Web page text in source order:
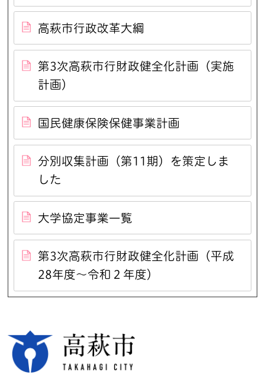
高萩市行政改革大綱
第3次高萩市行財政健全化計画（実施
計画）
国民健康保険保健事業計画
分別収集計画（第11期）を策定しま
した
大学協定事業一覧
第3次高萩市行財政健全化計画（平成
28年度～令和２年度）